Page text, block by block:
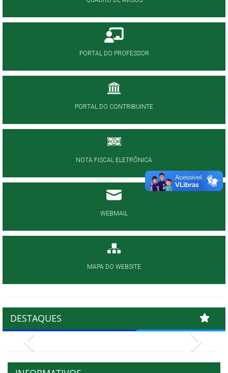
PORTAL DO PROFESSOR
PORTAL DO CONTRIBUINTE
NOTA FISCAL ELETRÔNICA
WEBMAIL
MAPA DO WEBSITE
DESTAQUES